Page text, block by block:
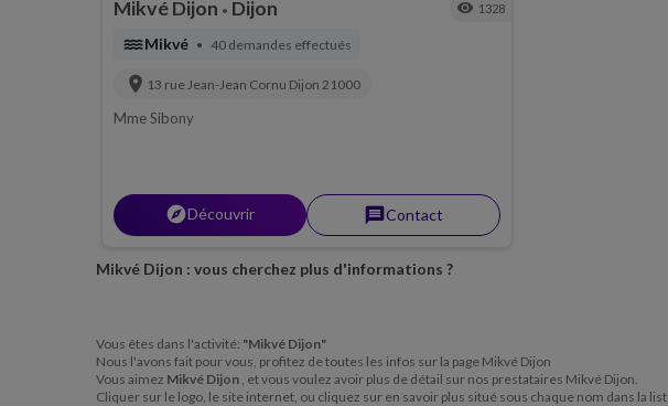
Mikvé Dijon • Dijon visibility 1328
waterMikvé • 40 demandes effectués
location_on 13 rue Jean-Jean Cornu Dijon 21000
Mme Sibony
explorerDécouvrir messageContact
Mikvé Dijon : vous cherchez plus d'informations ?
Vous êtes dans l'activité: "Mikvé Dijon"
Nous l'avons fait pour vous, profitez de toutes les infos sur la page Mikvé Dijon
Vous aimez Mikvé Dijon , et vous voulez avoir plus de détail sur nos prestataires Mikvé Dijon.
Cliquer sur le logo, le site internet, ou cliquez sur en savoir plus situé sous chaque nom dans la